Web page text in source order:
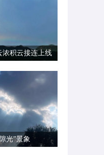
浓积云接连上线
光”景象